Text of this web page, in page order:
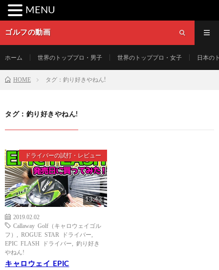
ゴルフの動画
ホーム 世界のトッププロ・男子 世界のトッププロ・女子 日本の
HOME タグ：釣り好きやねん!
タグ：釣り好きやねん!
ドライバーの試打・レビュー
13:43
2019.02.02
Callaway Golf（キャロウェイゴル
フ）
ROGUE STAR ドライバー
EPIC FLASH ドライバー
釣り好き
やねん!
キャロウェイ EPIC
MENU